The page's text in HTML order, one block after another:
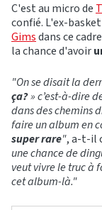
C'est au micro de
confié. L'ex-
Gimsdans ce
la chance d'avoir
"On se disait la
ça?» c’est-à-dire
dans des chemins
faire un album en
super rare", a-t-il
une chance de
veut vivre le truc à
cet album-là."